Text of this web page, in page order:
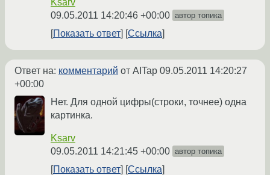
09.05.2011 14:20:46 +00:00 автор топика
Показать ответ Ссылка
Ответ на: комментарий от AITap 09.05.2011 14:20:27
+00:00
Нет. Для одной цифры(строки, точнее) одна
картинка.
Ksarv
09.05.2011 14:21:45 +00:00 автор топика
Показать ответ Ссылка